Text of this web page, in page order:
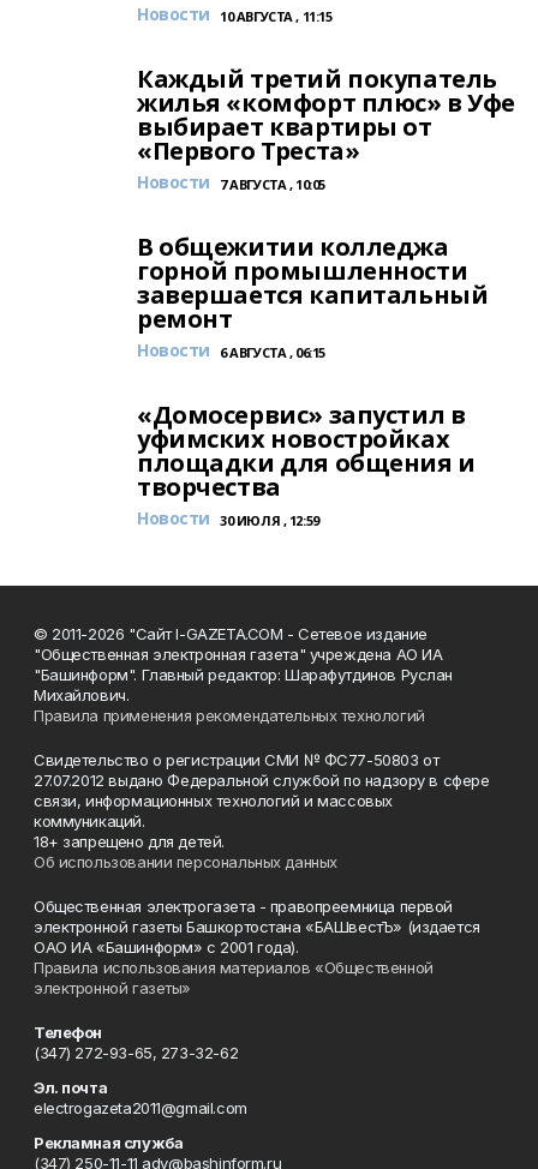
Новости 10 АВГУСТА , 11:15
Каждый третий покупатель
жилья «комфорт плюс» в Уфе
выбирает квартиры от
«Первого Треста»
Новости 7 АВГУСТА , 10:05
В общежитии колледжа
горной промышленности
завершается капитальный
ремонт
Новости 6 АВГУСТА , 06:15
«Домосервис» запустил в
уфимских новостройках
площадки для общения и
творчества
Новости 30 ИЮЛЯ , 12:59
© 2011-2026 "Сайт I-GAZETA.COM - Сетевое издание
"Общественная электронная газета" учреждена АО ИА
"Башинформ". Главный редактор: Шарафутдинов Руслан
Михайлович.
Правила применения рекомендательных технологий
Свидетельство о регистрации СМИ № ФС77-50803 от
27.07.2012 выдано Федеральной службой по надзору в сфере
связи, информационных технологий и массовых
коммуникаций.
18+ запрещено для детей.
Об использовании персональных данных
Общественная электрогазета - правопреемница первой
электронной газеты Башкортостана «БАШвестЪ» (издается
ОАО ИА «Башинформ» с 2001 года).
Правила использования материалов «Общественной
электронной газеты»
Телефон
(347) 272-93-65, 273-32-62
Эл. почта
electrogazeta2011@gmail.com
Рекламная служба
(347) 250-11-11 adv@bashinform.ru